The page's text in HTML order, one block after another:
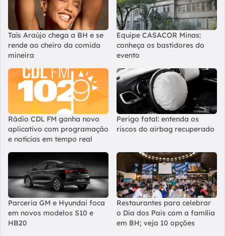
Taís Araújo chega a BH e se
rende ao cheiro da comida
mineira
Equipe CASACOR Minas:
conheça os bastidores do
evento
Rádio CDL FM ganha novo
aplicativo com programação
e notícias em tempo real
Perigo fatal: entenda os
riscos do airbag recuperado
Parceria GM e Hyundai foca
em novos modelos S10 e
HB20
Restaurantes para celebrar
o Dia dos Pais com a família
em BH; veja 10 opções